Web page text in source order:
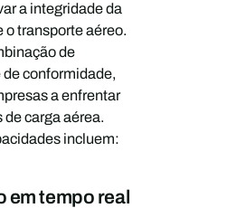
a integridade da
o transporte aéreo.
de
conformidade,
a enfrentar
carga aérea.
incluem:
em tempo real